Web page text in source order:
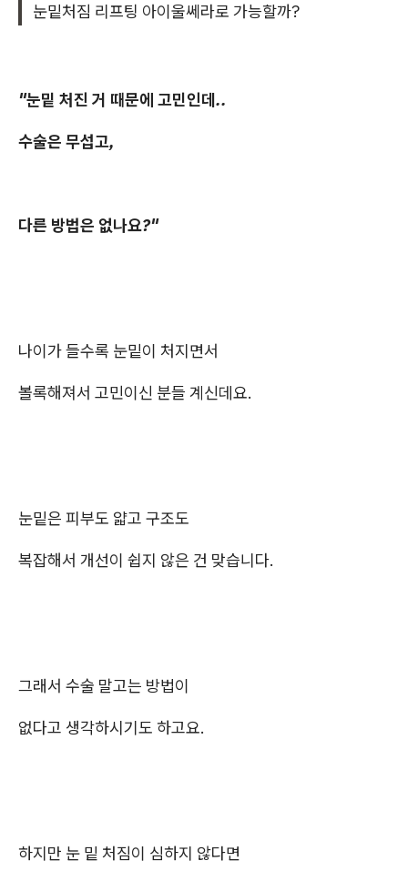
눈밑처짐 리프팅 아이울쎄라로 가능할까?
"눈밑 처진 거 때문에 고민인데..
수술은 무섭고,
다른 방법은 없나요?"
나이가 들수록 눈밑이 처지면서
볼록해져서 고민이신 분들 계신데요.
눈밑은 피부도 얇고 구조도
복잡해서 개선이 쉽지 않은 건 맞습니다.
그래서 수술 말고는 방법이
없다고 생각하시기도 하고요.
하지만 눈 밑 처짐이 심하지 않다면